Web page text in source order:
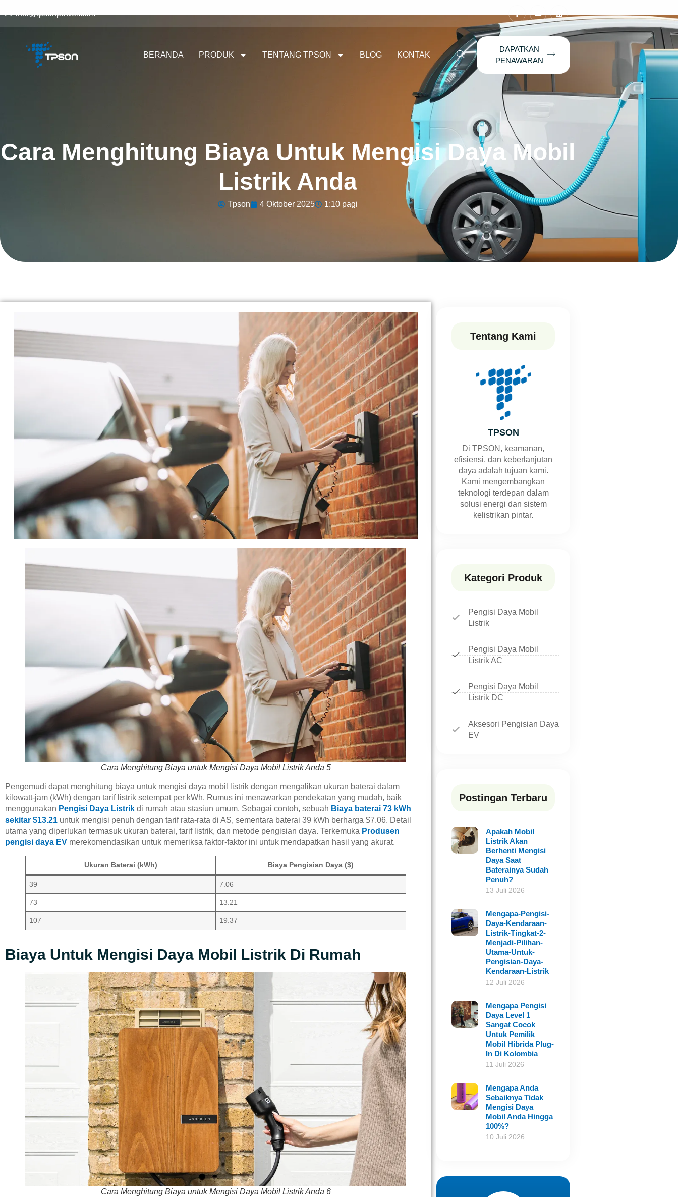
info@tpsonpower.com
BERANDA PRODUK TENTANG TPSON BLOG KONTAK
DAPATKAN
PENAWARAN
Cara Menghitung Biaya Untuk Mengisi Daya Mobil
Listrik Anda
Tpson 4 Oktober 2025 1:10 pagi
Cara Menghitung Biaya untuk Mengisi Daya Mobil Listrik Anda 5
Pengemudi dapat menghitung biaya untuk mengisi daya mobil listrik dengan mengalikan ukuran baterai dalam
kilowatt-jam (kWh) dengan tarif listrik setempat per kWh. Rumus ini menawarkan pendekatan yang mudah, baik
menggunakan Pengisi Daya Listrik di rumah atau stasiun umum. Sebagai contoh, sebuah Biaya baterai 73 kWh
sekitar $13.21 untuk mengisi penuh dengan tarif rata-rata di AS, sementara baterai 39 kWh berharga $7.06. Detail
utama yang diperlukan termasuk ukuran baterai, tarif listrik, dan metode pengisian daya. Terkemuka Produsen
pengisi daya EV merekomendasikan untuk memeriksa faktor-faktor ini untuk mendapatkan hasil yang akurat.
Ukuran Baterai (kWh) Biaya Pengisian Daya ($)
39 7.06
73 13.21
107 19.37
Biaya Untuk Mengisi Daya Mobil Listrik Di Rumah
Cara Menghitung Biaya untuk Mengisi Daya Mobil Listrik Anda 6
Tentang Kami
TPSON
Di TPSON, keamanan,
efisiensi, dan keberlanjutan
daya adalah tujuan kami.
Kami mengembangkan
teknologi terdepan dalam
solusi energi dan sistem
kelistrikan pintar.
Kategori Produk
Pengisi Daya Mobil
Listrik
Pengisi Daya Mobil
Listrik AC
Pengisi Daya Mobil
Listrik DC
Aksesori Pengisian Daya
EV
Postingan Terbaru
Apakah Mobil
Listrik Akan
Berhenti Mengisi
Daya Saat
Baterainya Sudah
Penuh?
13 Juli 2026
Mengapa-Pengisi-
Daya-Kendaraan-
Listrik-Tingkat-2-
Menjadi-Pilihan-
Utama-Untuk-
Pengisian-Daya-
Kendaraan-Listrik
12 Juli 2026
Mengapa Pengisi
Daya Level 1
Sangat Cocok
Untuk Pemilik
Mobil Hibrida Plug-
In Di Kolombia
11 Juli 2026
Mengapa Anda
Sebaiknya Tidak
Mengisi Daya
Mobil Anda Hingga
100%?
10 Juli 2026